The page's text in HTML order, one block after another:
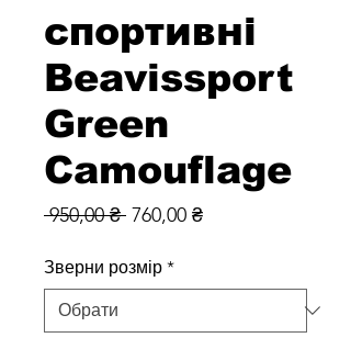
спортивні
Beavissport
Green
Camouflage
950,00 ₴ Звичайна
760,00 ₴За
Зверни розмір *